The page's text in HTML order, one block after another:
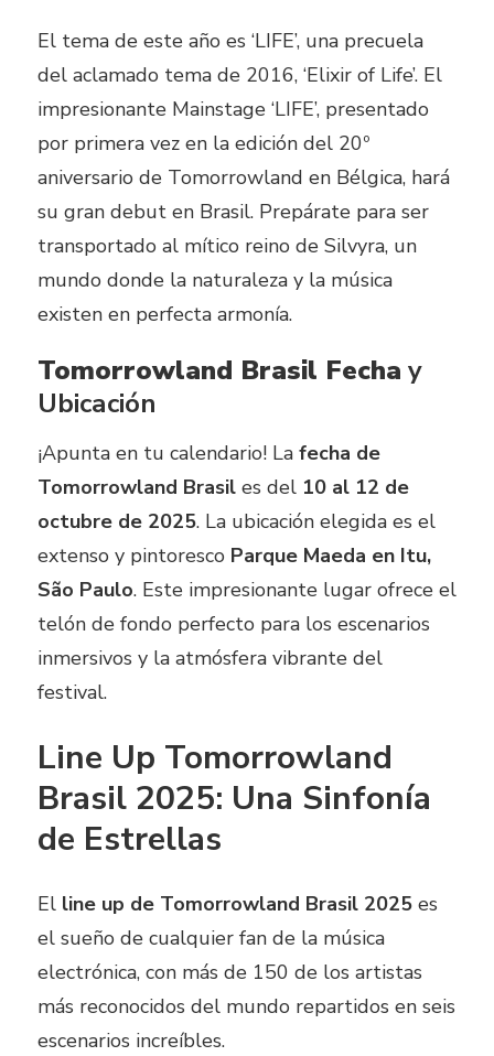
El tema de este año es ‘LIFE’, una precuela
del aclamado tema de 2016, ‘Elixir of Life’. El
impresionante Mainstage ‘LIFE’, presentado
por primera vez en la edición del 20º
aniversario de Tomorrowland en Bélgica, hará
su gran debut en Brasil. Prepárate para ser
transportado al mítico reino de Silvyra, un
mundo donde la naturaleza y la música
existen en perfecta armonía.
Tomorrowland Brasil Fecha y
Ubicación
¡Apunta en tu calendario! La fecha de
Tomorrowland Brasil es del 10 al 12 de
octubre de 2025. La ubicación elegida es el
extenso y pintoresco Parque Maeda en Itu,
São Paulo. Este impresionante lugar ofrece el
telón de fondo perfecto para los escenarios
inmersivos y la atmósfera vibrante del
festival.
Line Up Tomorrowland
Brasil 2025: Una Sinfonía
de Estrellas
El line up de Tomorrowland Brasil 2025 es
el sueño de cualquier fan de la música
electrónica, con más de 150 de los artistas
más reconocidos del mundo repartidos en seis
escenarios increíbles.